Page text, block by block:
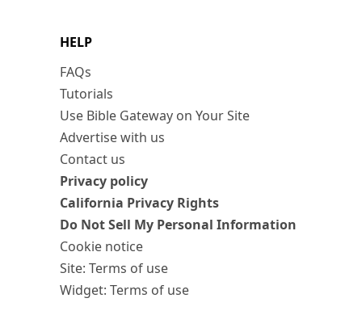
HELP
FAQs
Tutorials
Use Bible Gateway on Your Site
Advertise with us
Contact us
Privacy policy
California Privacy Rights
Do Not Sell My Personal Information
Cookie notice
Site: Terms of use
Widget: Terms of use